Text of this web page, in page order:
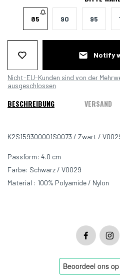
85 90 95
Notify
Nicht-EU-Kunden sind von der
ausgeschlossen
BESCHREIBUNG VERSAND
K2S159300001S0073 / Zwart /
Passform: 4.0 cm
Farbe: Schwarz / V0029
Material : 100% Polyamide / Nylon